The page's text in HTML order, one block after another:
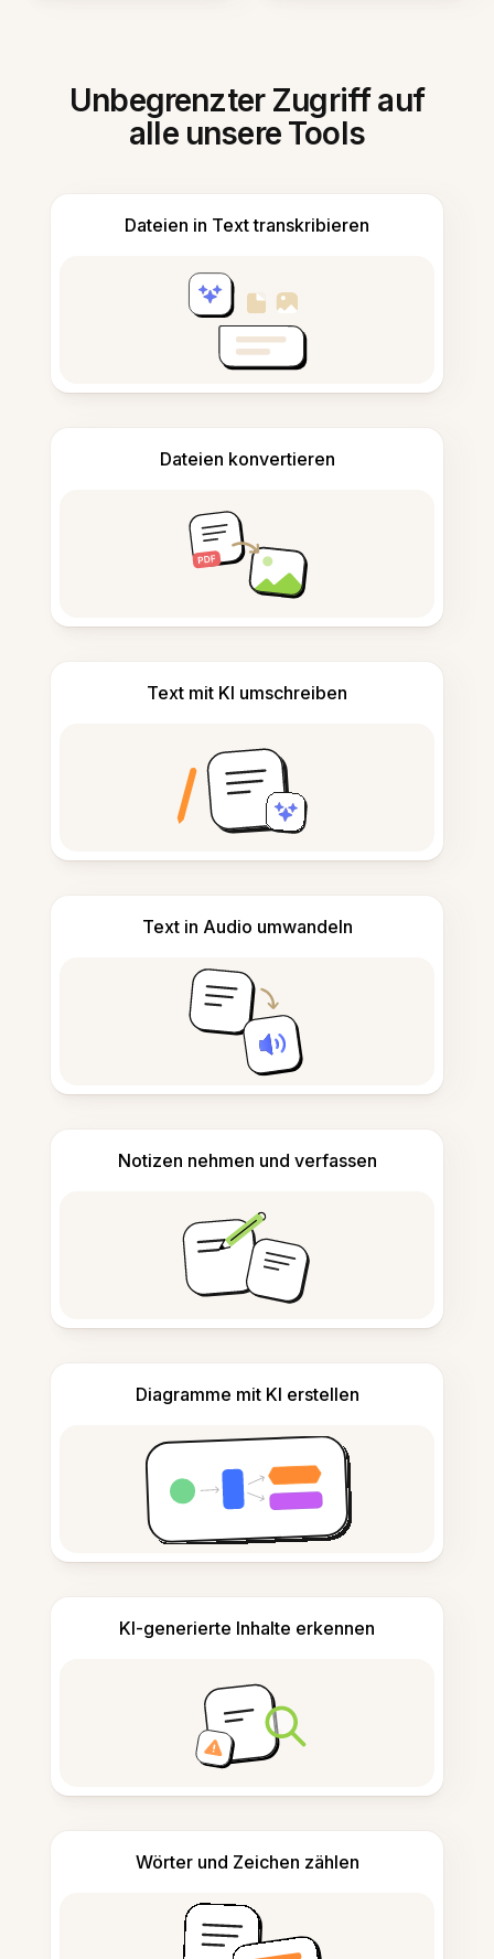
Unbegrenzter Zugriff auf
alle unsere Tools
Dateien in Text transkribieren
Dateien konvertieren
Text mit KI umschreiben
Text in Audio umwandeln
Notizen nehmen und verfassen
Diagramme mit KI erstellen
KI-generierte Inhalte erkennen
Wörter und Zeichen zählen